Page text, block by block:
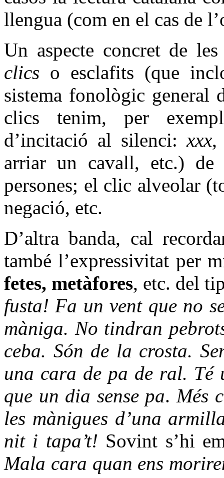
llengua (com en el cas de
Un aspecte concret de
clics o esclafits (que
sistema fonològic general
clics tenim, per
d’incitació al silenci:xxx
arriar un cavall, etc.) de
persones; el clic alveolar
negació, etc.
D’altra banda, cal
també l’expressivitat per
fetes, metàfores, etc. del
fusta! Fa un vent que no
màniga. No tindran
ceba. Són de la crosta.
una cara de pa de ral. Té
que un dia sense pa.Més
les mànigues d’una
nit i tapa’t! Sovint s’hi
Mala cara quan ens